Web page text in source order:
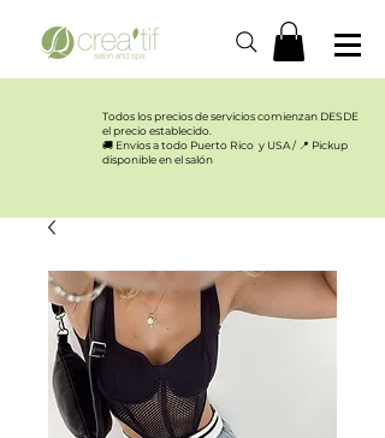
Todos los precios de servicios comienzan DESDE
el precio establecido.​
🚚 Envíos a todo Puerto Rico y USA / 📍 Pickup
disponible en el salón